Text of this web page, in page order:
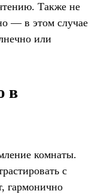
Также не
— в этом случае
или
в
комнаты.
с
гармонично